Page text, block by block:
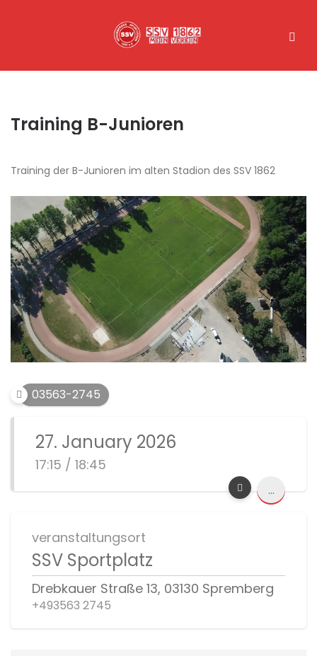
Training B-Junioren
Training der B-Junioren im alten Stadion des SSV 1862
03563-2745
27. January 2026
17:15 / 18:45
...
veranstaltungsort
SSV Sportplatz
Drebkauer Straße 13, 03130 Spremberg
+493563 2745